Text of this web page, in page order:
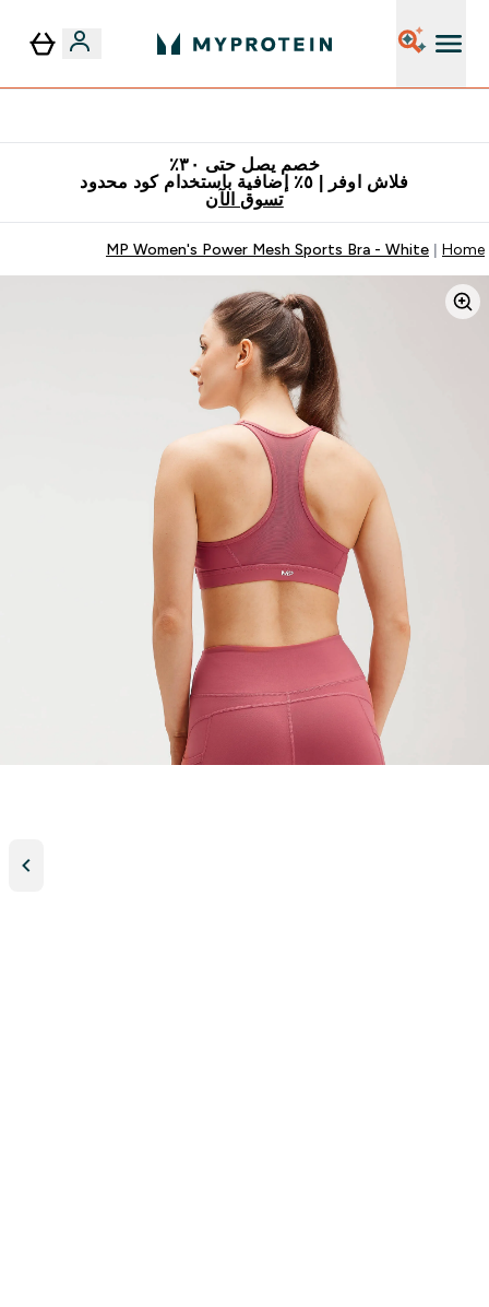
خصم يصل حتى ٣٠٪
فلاش اوفر | ٥٪ إضافية باستخدام كود محدود
تسوق الآن
Home
MP Women's Power Mesh Sports Bra - White